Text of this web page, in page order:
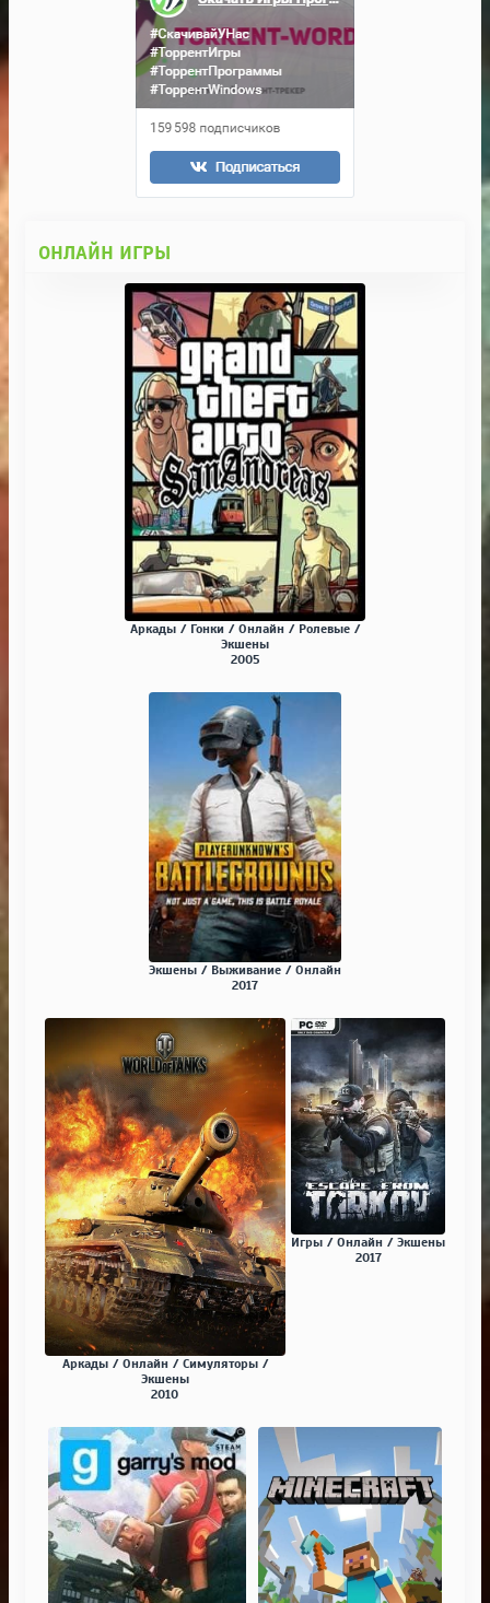
ОНЛАЙН ИГРЫ
Аркады / Гонки / Онлайн / Ролевые /
Экшены
2005
Экшены / Выживание / Онлайн
2017
Аркады / Онлайн / Симуляторы /
Экшены
2010
Игры / Онлайн / Экшены
2017